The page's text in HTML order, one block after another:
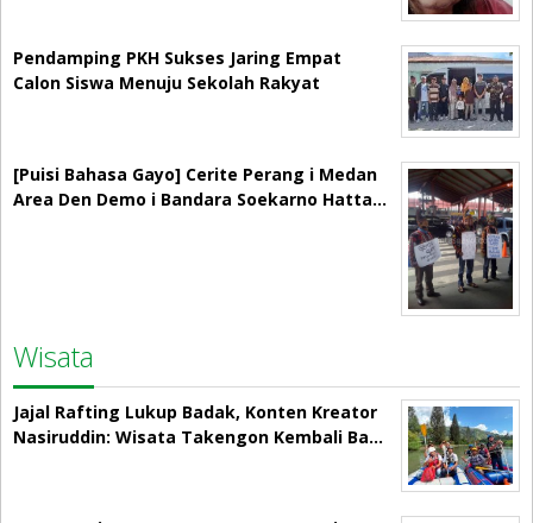
Pendamping PKH Sukses Jaring Empat
Calon Siswa Menuju Sekolah Rakyat
[Puisi Bahasa Gayo] Cerite Perang i Medan
Area Den Demo i Bandara Soekarno Hatta…
Wisata
Jajal Rafting Lukup Badak, Konten Kreator
Nasiruddin: Wisata Takengon Kembali Ba…